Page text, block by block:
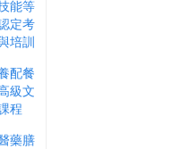
能等
定考
培訓
配餐
級文
程
藥膳